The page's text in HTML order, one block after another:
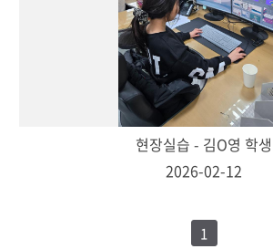
현장실습 - 김O영 학생
2026-02-12
1